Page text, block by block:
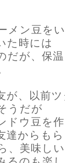
メン豆を
た時には
だが、保
が、以前
うだが
ドウ豆を
達からも
、美味し